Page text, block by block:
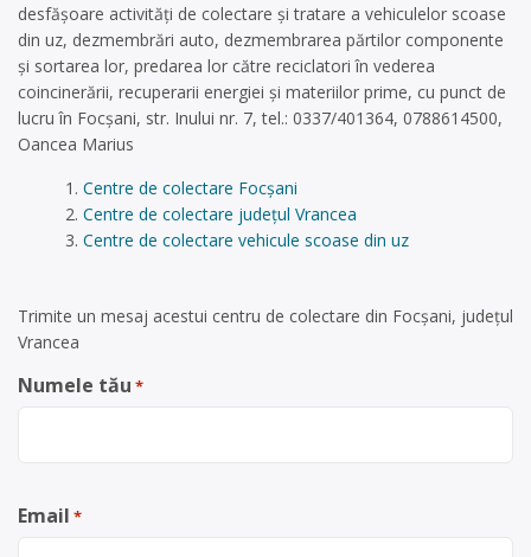
desfăşoare activităţi de colectare şi tratare a vehiculelor scoase
din uz, dezmembrări auto, dezmembrarea părtilor componente
și sortarea lor, predarea lor către reciclatori în vederea
coincinerării, recuperarii energiei și materiilor prime, cu punct de
lucru în Focșani, str. Inului nr. 7, tel.: 0337/401364, 0788614500,
Oancea Marius
Centre de colectare Focșani
Centre de colectare județul Vrancea
Centre de colectare vehicule scoase din uz
Trimite un mesaj acestui centru de colectare din Focșani, județul
Vrancea
Numele tău *
Email *